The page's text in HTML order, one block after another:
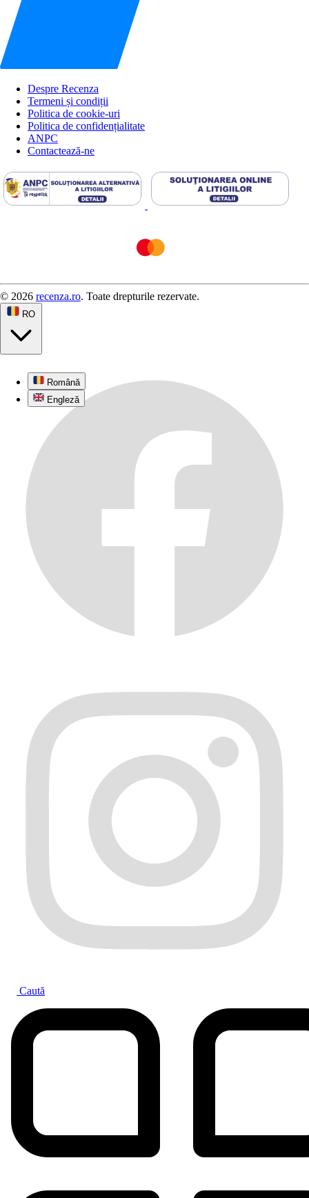
Despre Recenza
Termeni și condiții
Politica de cookie-uri
Politica de confidențialitate
ANPC
Contactează-ne
© 2026 recenza.ro. Toate drepturile rezervate.
RO
Română
Engleză
Caută